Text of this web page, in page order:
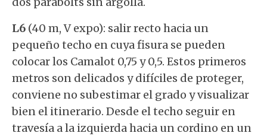
L6 (40 m, V expo): salir recto hacia un
pequeño techo en cuya fisura se pueden
colocar los Camalot 0,75 y 0,5. Estos primeros
metros son delicados y difíciles de proteger,
conviene no subestimar el grado y visualizar
bien el itinerario. Desde el techo seguir en
travesía a la izquierda hacia un cordino en un